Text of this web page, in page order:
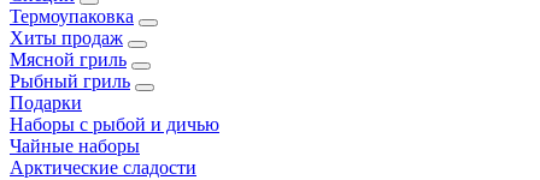
Термоупаковка
Хиты продаж
Мясной гриль
Рыбный гриль
Подарки
Наборы с рыбой и дичью
Чайные наборы
Арктические сладости